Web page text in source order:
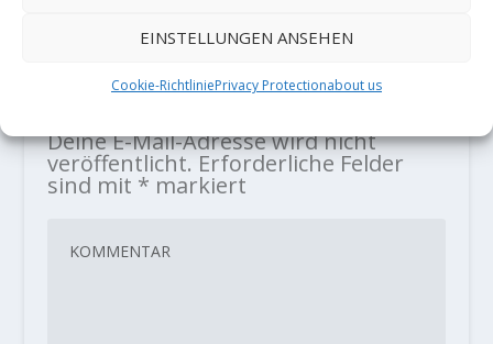
EINSTELLUNGEN ANSEHEN
Cookie-RichtliniePrivacy Protectionabout us
Deine E-Mail-Adresse wird nicht
veröffentlicht. Erforderliche Felder
sind mit * markiert